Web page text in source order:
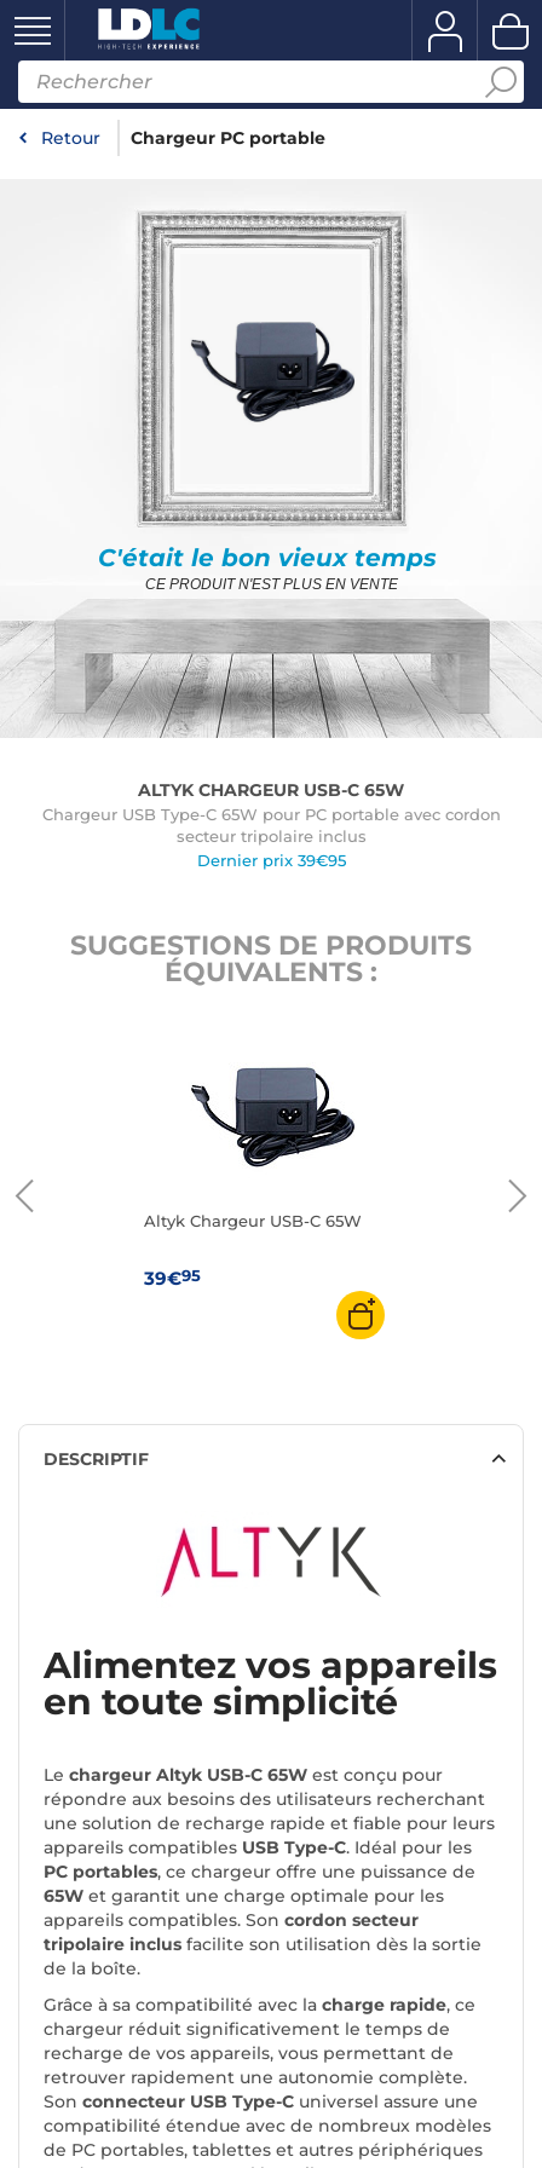
Retour Chargeur PC portable
C'était le bon vieux temps
CE PRODUIT N'EST PLUS EN VENTE
ALTYK CHARGEUR USB-C 65W
Chargeur USB Type-C 65W pour PC portable avec cordon
secteur tripolaire inclus
Dernier prix 39€95
SUGGESTIONS DE PRODUITS
ÉQUIVALENTS :
Altyk Chargeur USB-C 65W
39€95
DESCRIPTIF
Alimentez vos appareils
en toute simplicité
Le chargeur Altyk USB-C 65W est conçu pour
répondre aux besoins des utilisateurs recherchant
une solution de recharge rapide et fiable pour leurs
appareils compatibles USB Type-C. Idéal pour les
PC portables, ce chargeur offre une puissance de
65W et garantit une charge optimale pour les
appareils compatibles. Son cordon secteur
tripolaire inclus facilite son utilisation dès la sortie
de la boîte.
Grâce à sa compatibilité avec la charge rapide, ce
chargeur réduit significativement le temps de
recharge de vos appareils, vous permettant de
retrouver rapidement une autonomie complète.
Son connecteur USB Type-C universel assure une
compatibilité étendue avec de nombreux modèles
de PC portables, tablettes et autres périphériques